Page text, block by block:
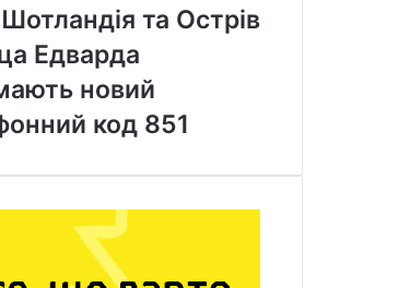
та Острів
Едварда
новий
код 851